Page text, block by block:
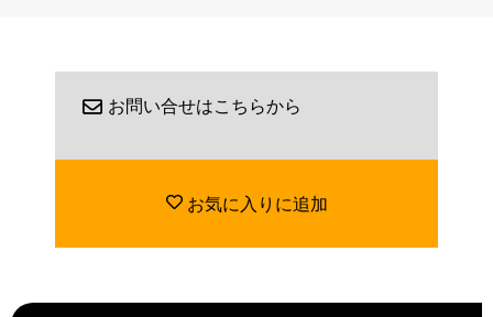
お問い合せはこちらから
お気に入りに追加